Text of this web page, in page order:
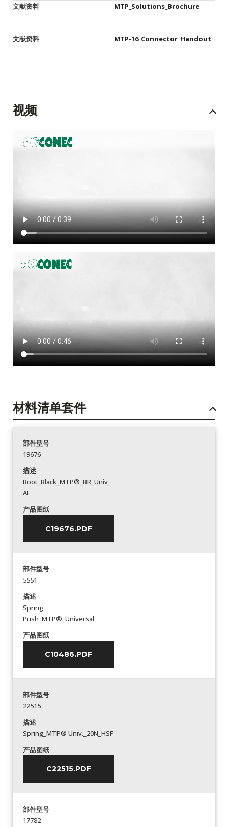
文献资料 MTP_Solutions_Brochure
文献资料 MTP-16_Connector_Handout
视频
材料清单套件
部件型号
19676
描述
Boot_Black_MTP®_BR_Univ_
AF
产品图纸
C19676.PDF
部件型号
5551
描述
Spring
Push_MTP®_Universal
产品图纸
C10486.PDF
部件型号
22515
描述
Spring_MTP® Univ._20N_HSF
产品图纸
C22515.PDF
部件型号
17782